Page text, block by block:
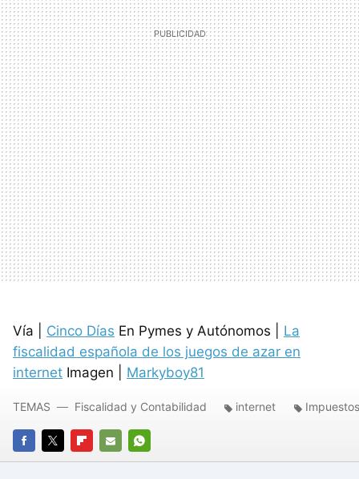
Vía | Cinco Días En Pymes y Autónomos | La
fiscalidad española de los juegos de azar en
internet Imagen | Markyboy81
FACEBOOK
TWITTERFLIPBOARD
E-
WHATSAPP
TEMAS Fiscalidad y Contabilidad internet Impuestos